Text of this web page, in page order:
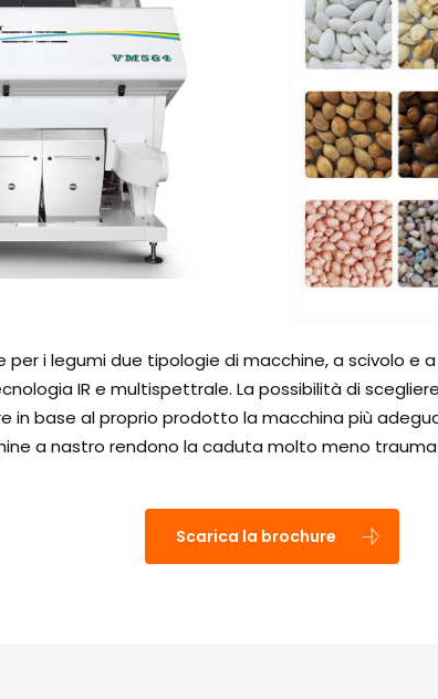
e per i legumi due tipologie di macchine, a scivolo
IR e multispettrale. La possibilità di
in base al proprio prodotto la macchina più
a nastro rendono la caduta molto meno
Scarica la brochure